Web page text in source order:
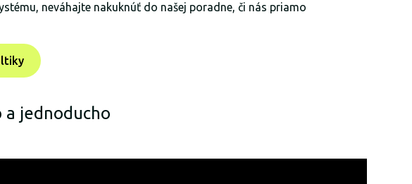
neváhajte nakuknúť do našej poradne, či nás priamo
a jednoducho